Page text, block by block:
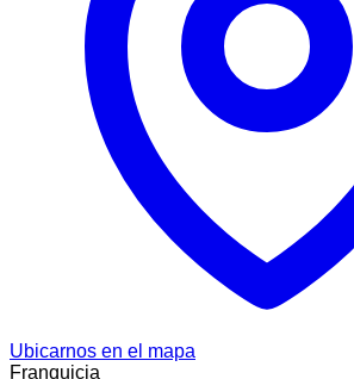
Ubicarnos en el mapa
Franquicia